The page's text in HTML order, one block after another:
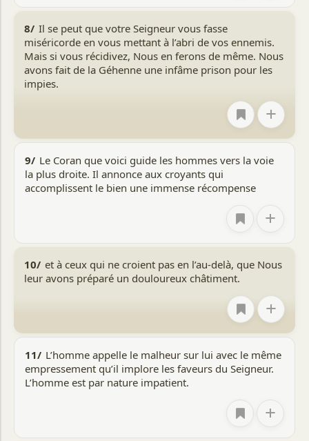
8/ Il se peut que votre Seigneur vous fasse
miséricorde en vous mettant à l’abri de vos ennemis.
Mais si vous récidivez, Nous en ferons de même. Nous
avons fait de la Géhenne une infâme prison pour les
impies.
+
9/ Le Coran que voici guide les hommes vers la voie
la plus droite. Il annonce aux croyants qui
accomplissent le bien une immense récompense
+
10/ et à ceux qui ne croient pas en l’au-delà, que Nous
leur avons préparé un douloureux châtiment.
+
11/ L’homme appelle le malheur sur lui avec le même
empressement qu’il implore les faveurs du Seigneur.
L’homme est par nature impatient.
+